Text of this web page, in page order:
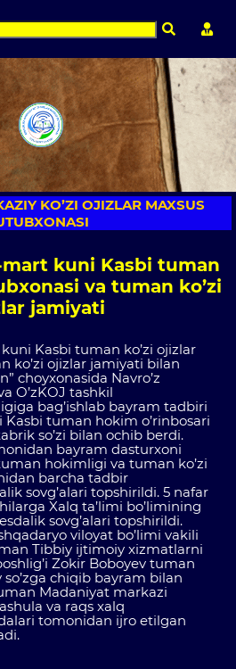
Qidirish
KO’ZI OJIZLAR MAXSUS
kuni Kasbi tuman
va tuman ko’zi
jamiyati
Kasbi tuman ko’zi ojizlar
ko’zi ojizlar jamiyati bilan
choyxonasida Navro’z
O’zKOJ tashkil
bag’ishlab bayram tadbiri
tuman hokim o’rinbosari
so’zi bilan ochib berdi.
bayram dasturxoni
hokimligi va tuman ko’zi
barcha tadbir
sovg’alari topshirildi. 5 nafar
Xalq ta’limi bo’limining
sovg’alari topshirildi.
viloyat bo’limi vakili
Tibbiy ijtimoiy xizmatlarni
Zokir Boboyev tuman
chiqib bayram bilan
Madaniyat markazi
va raqs xalq
tomonidan ijro etilgan